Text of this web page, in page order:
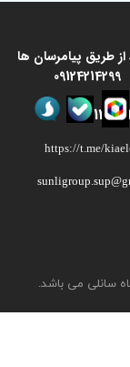
سانلی می باشد.
https://t.me/
از طریق پیامرسان ها
09124214299